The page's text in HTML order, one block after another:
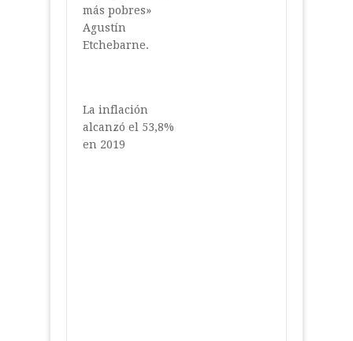
más pobres»
Agustín
Etchebarne.
La inflación
alcanzó el 53,8%
en 2019